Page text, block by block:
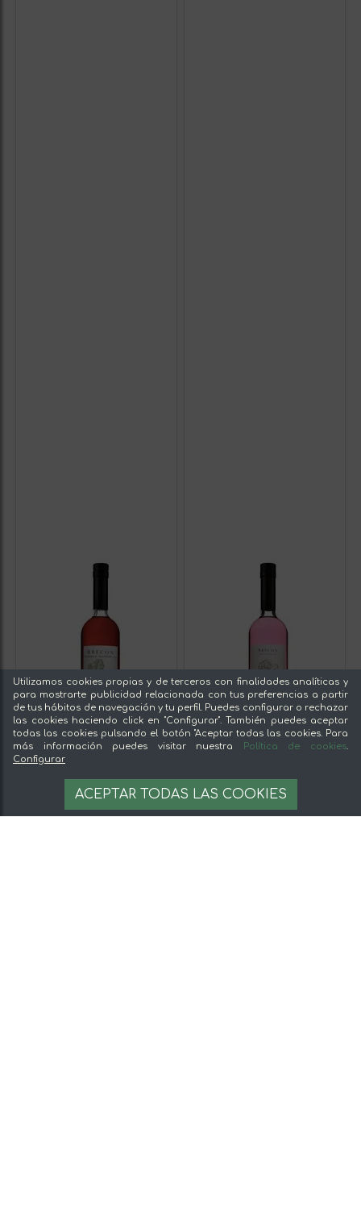
Utilizamos cookies propias y de terceros con finalidades analíticas y
para mostrarte publicidad relacionada con tus preferencias a partir
de tus hábitos de navegación y tu perfil. Puedes configurar o rechazar
las cookies haciendo click en "Configurar". También puedes aceptar
todas las cookies pulsando el botón "Aceptar todas las cookies. Para
más información puedes visitar nuestra
Política de cookies.
Configurar
ACEPTAR TODAS LAS COOKIES